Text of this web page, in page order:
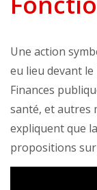
Une action
eu lieu devant le
Finances
santé, et autres
expliquent que
propositions